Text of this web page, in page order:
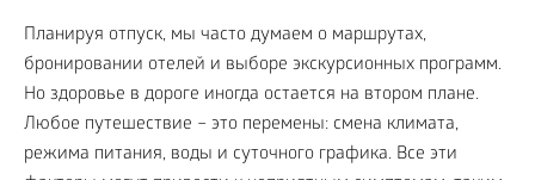
Планируя отпуск, мы часто думаем о маршрутах,
бронировании отелей и выборе экскурсионных программ.
Но здоровье в дороге иногда остается на втором плане.
Любое путешествие – это перемены: смена климата,
режима питания, воды и суточного графика. Все эти